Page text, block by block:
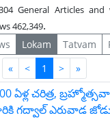
General Articles and
462,349.
Lokam Tatvam
«First
< 1 > »Last
ఏళ్ల చరిత్ర,
గద్వాల్ ఎరువాడ